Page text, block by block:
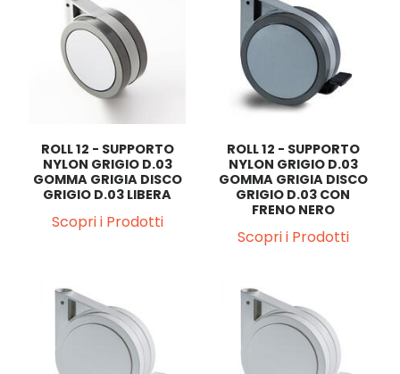
ROLL 12 - SUPPORTO
NYLON GRIGIO D.03
GOMMA GRIGIA DISCO
GRIGIO D.03 LIBERA
Scopri i Prodotti
ROLL 12 - SUPPORTO
NYLON GRIGIO D.03
GOMMA GRIGIA DISCO
GRIGIO D.03 CON
FRENO NERO
Scopri i Prodotti